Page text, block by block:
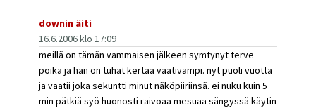
downin äiti
16.6.2006 klo 17:09
meillä on tämän vammaisen jälkeen symtynyt terve
poika ja hän on tuhat kertaa vaativampi. nyt puoli vuotta
ja vaatii joka sekuntti minut näköpiiriinsä. ei nuku kuin 5
min pätkiä syö huonosti raivoaa mesuaa sängyssä käytin